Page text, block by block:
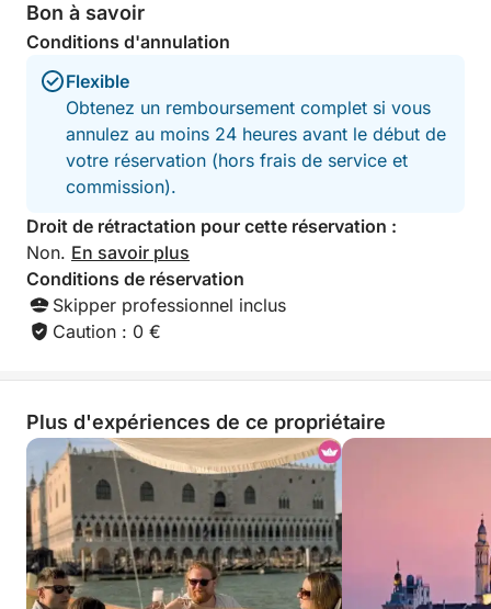
Bon à savoir
Conditions d'annulation
Flexible
Obtenez un remboursement complet si vous
annulez au moins 24 heures avant le début de
votre réservation (hors frais de service et
commission).
Droit de rétractation pour cette réservation :
Non. En savoir plus
Conditions de réservation
Skipper professionnel inclus
Caution : 0 €
Plus d'expériences de ce propriétaire